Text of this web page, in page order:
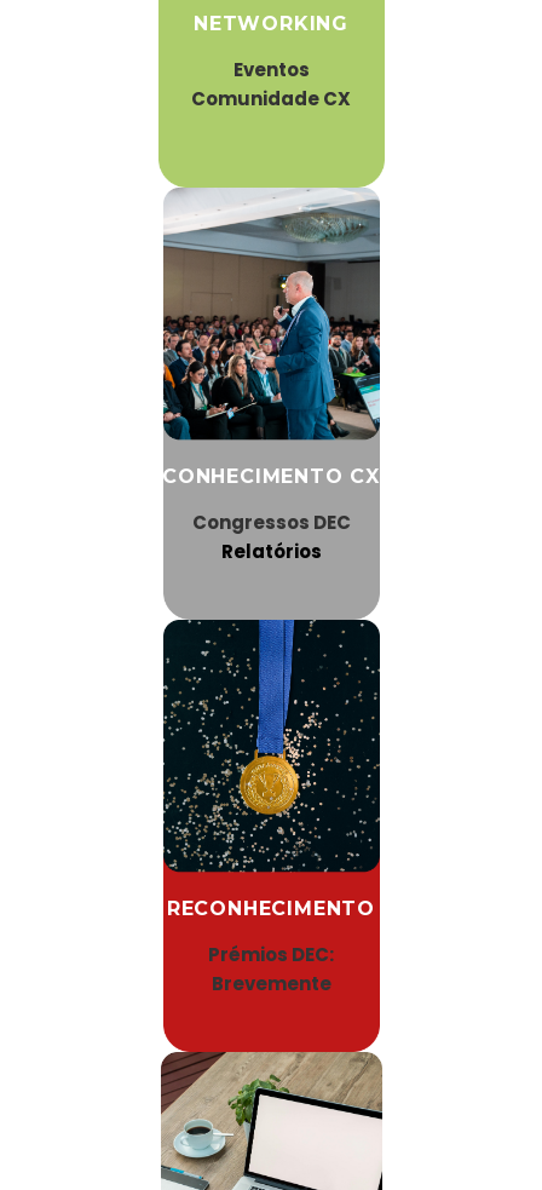
NETWORKING
Eventos
Comunidade CX
CONHECIMENTO CX
Congressos DEC
Relatórios
RECONHECIMENTO
Prémios DEC:
Brevemente